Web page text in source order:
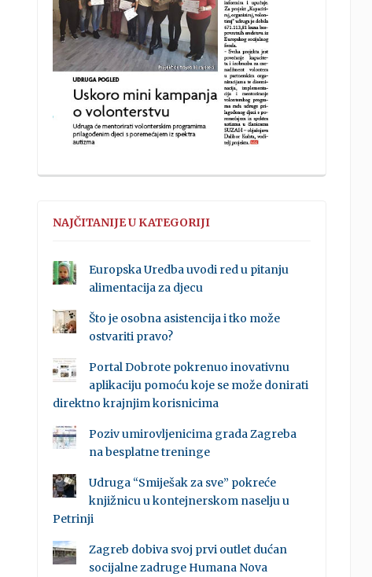
NAJČITANIJE U KATEGORIJI
Europska Uredba uvodi red u pitanju
alimentacija za djecu
Što je osobna asistencija i tko može
ostvariti pravo?
Portal Dobrote pokrenuo inovativnu
aplikaciju pomoću koje se može donirati
direktno krajnjim korisnicima
Poziv umirovljenicima grada Zagreba
na besplatne treninge
Udruga “Smiješak za sve” pokreće
knjižnicu u kontejnerskom naselju u
Petrinji
Zagreb dobiva svoj prvi outlet dućan
socijalne zadruge Humana Nova